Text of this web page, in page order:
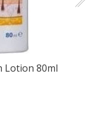
Lotion 80ml